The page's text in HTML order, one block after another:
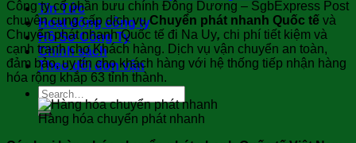
Tin Tức
Hoạt động công ty
Hồ Sơ Công Ty
Chính sách
Theo dõi đơn vận
Công ty cổ phần bưu chính Đông Dương – SgbExpress Post
chuyên cung cấp dịch vụChuyển phát nhanh Quốc tế và
Chuyển phát nhanh Quốc tế đi Na Uy, chi phí tiết kiệm và
cạnh tranh cho Khách hàng. Dịch vụ vận chuyển an toàn,
đảm bảo, uy tín cho khách hàng với hệ thống tiếp nhận hàng
hóa rộng khắp 63 tỉnh thành.
Hàng hóa chuyển phát nhanh